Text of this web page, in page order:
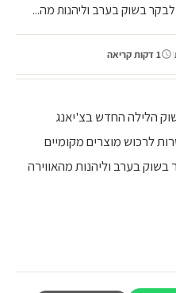
בשוק בערב וליהנות מה...
| 1 דקות קריאה
שוק הלילה החדש בצ'יאנג
לרכוש מוצרים מקומיים
בערב וליהנות מהאווירה